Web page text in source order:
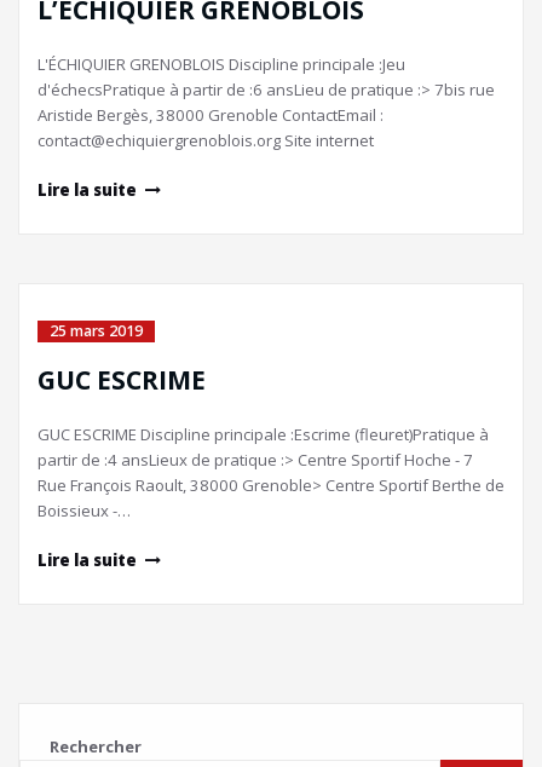
L’ÉCHIQUIER GRENOBLOIS
L'ÉCHIQUIER GRENOBLOIS Discipline principale :Jeu
d'échecsPratique à partir de :6 ansLieu de pratique :> 7bis rue
Aristide Bergès, 38000 Grenoble ContactEmail :
contact@echiquiergrenoblois.org Site internet
Lire la suite
25 mars 2019
GUC ESCRIME
GUC ESCRIME Discipline principale :Escrime (fleuret)Pratique à
partir de :4 ansLieux de pratique :> Centre Sportif Hoche - 7
Rue François Raoult, 38000 Grenoble> Centre Sportif Berthe de
Boissieux -…
Lire la suite
Rechercher